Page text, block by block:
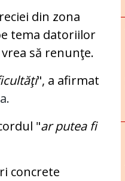
din zona
tema datoriilor
să renunţe.
", a afirmat
"ar putea fi
concrete